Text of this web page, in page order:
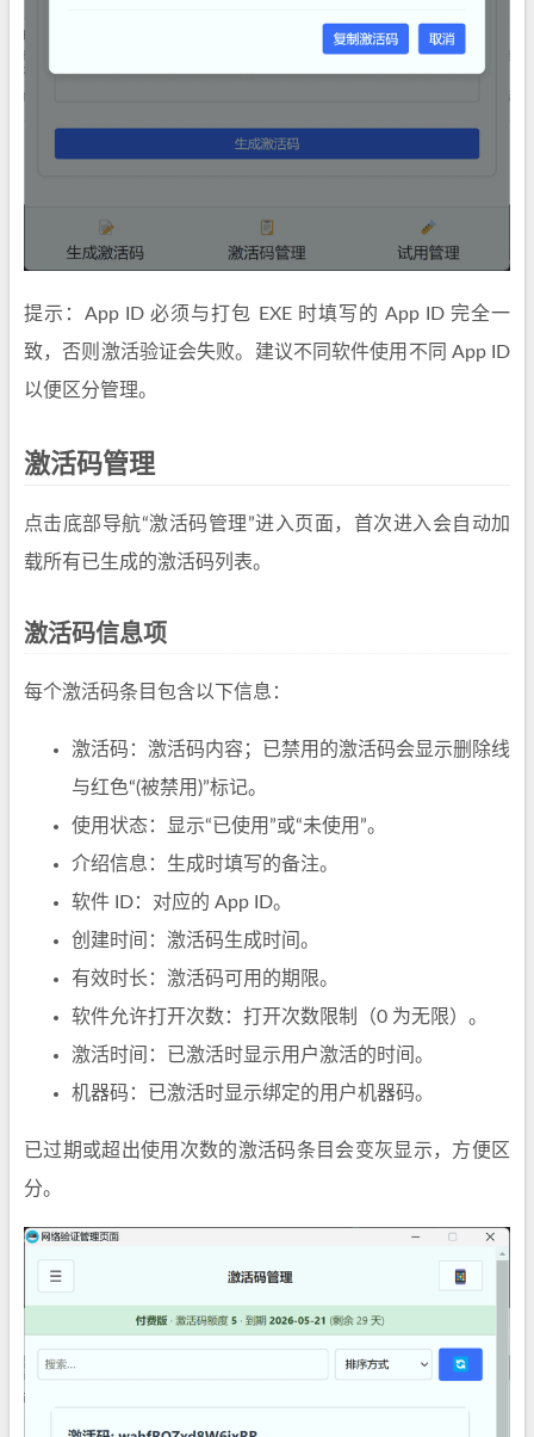
提示：App ID 必须与打包 EXE 时填写的 App ID 完全一
致，否则激活验证会失败。建议不同软件使用不同 App ID
以便区分管理。
激活码管理
点击底部导航“激活码管理”进入页面，首次进入会自动加
载所有已生成的激活码列表。
激活码信息项
每个激活码条目包含以下信息：
激活码：激活码内容；已禁用的激活码会显示删除线
与红色“(被禁用)”标记。
使用状态：显示“已使用”或“未使用”。
介绍信息：生成时填写的备注。
软件 ID：对应的 App ID。
创建时间：激活码生成时间。
有效时长：激活码可用的期限。
软件允许打开次数：打开次数限制（0 为无限）。
激活时间：已激活时显示用户激活的时间。
机器码：已激活时显示绑定的用户机器码。
已过期或超出使用次数的激活码条目会变灰显示，方便区
分。